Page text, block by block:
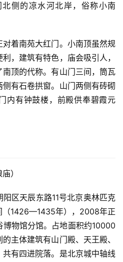
侧的凉水河北岸，俗称小南
着南苑大红门。小南顶虽然规
，建筑有特色，庙会吸引人，
顶的代称。有山门三间，筒瓦
有石卷拱窗。山门两侧有砖砌
内有钟鼓楼，前殿供奉碧霞元
区天辰东路11号北京奥林匹克
（1426—1435年），2008年正
物馆分馆。占地面积约10000
主体建筑有山门殿、天王殿、
有四进院落。是北京城中轴线